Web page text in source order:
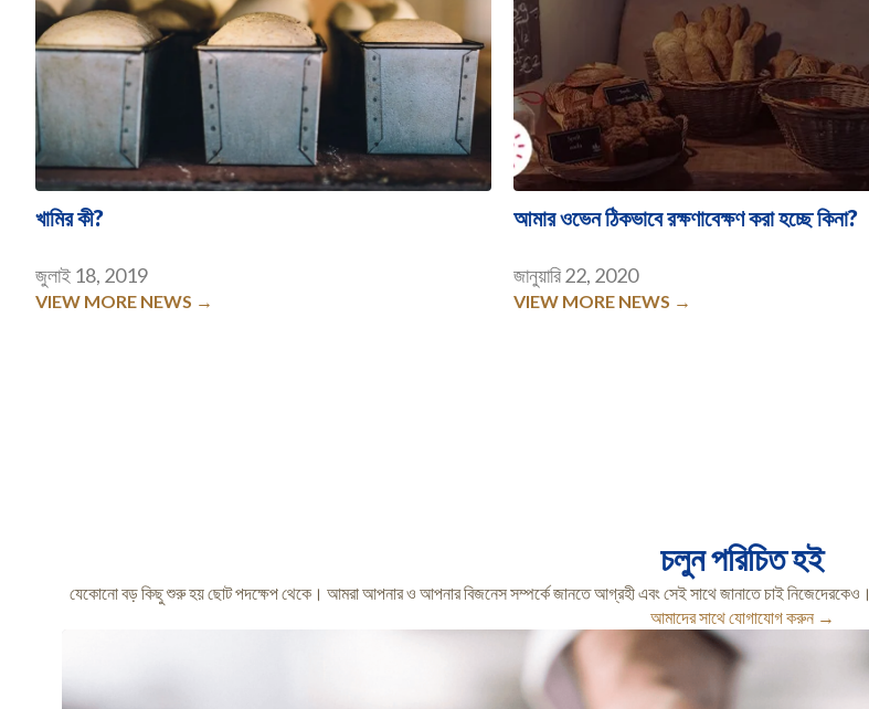
খামির কী?
জুলাই 18, 2019
VIEW MORE NEWS →
আমার ওভেন ঠিকভাবে রক্ষণাবেক্ষণ করা হচ্ছে কিনা?
জানুয়ারি 22, 2020
VIEW MORE NEWS →
চলুন পরিচিত হই
যেকোনো বড় কিছু শুরু হয় ছোট পদক্ষেপ থেকে। আমরা আপনার ও আপনার বিজনেস সম্পর্কে জানতে আগ্রহী এবং সেই সাথে জানাতে চাই নিজেদেরকেও।
আমাদের সাথে যোগাযোগ করুন →